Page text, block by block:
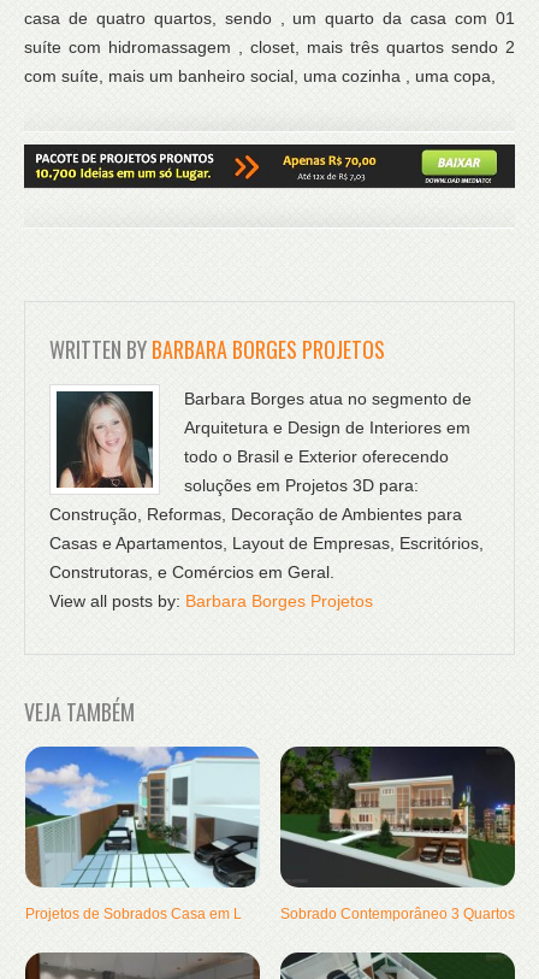
casa de quatro quartos, sendo , um quarto da casa com 01
suíte com hidromassagem , closet, mais três quartos sendo 2
com suíte, mais um banheiro social, uma cozinha , uma copa,
WRITTEN BYBARBARA BORGES PROJETOS
Barbara Borges atua no segmento de
Arquitetura e Design de Interiores em
todo o Brasil e Exterior oferecendo
soluções em Projetos 3D para:
Construção, Reformas, Decoração de Ambientes para
Casas e Apartamentos, Layout de Empresas, Escritórios,
Construtoras, e Comércios em Geral.
View all posts by: Barbara Borges Projetos
VEJA TAMBÉM
Projetos de Sobrados Casa em L Sobrado Contemporâneo 3 Quartos